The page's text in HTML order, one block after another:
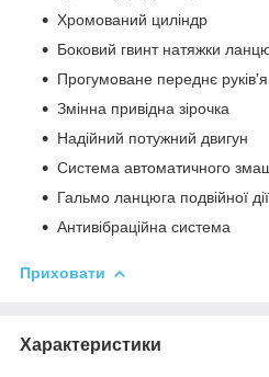
Хромований циліндр
Боковий гвинт натяжки
Прогумоване переднє
Змінна привідна зірочка
Надійний потужний двигун
Система автоматичного
Гальмо ланцюга подвійної дії
Антивібраційна система
Приховати
Характеристики